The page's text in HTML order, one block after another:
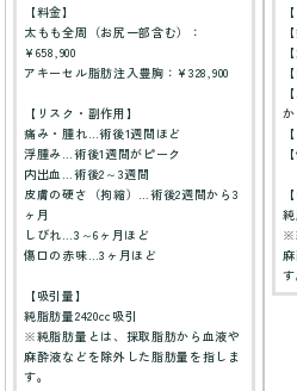
【料金】
太もも全周（お尻一部含む）：
¥658,900
アキーセル脂肪注入豊胸：¥328,900
【リスク・副作用】
痛み・腫れ…術後1週間ほど
浮腫み…術後1週間がピーク
内出血…術後2～3週間
皮膚の硬さ（拘縮）…術後2週間から3
ヶ月
しびれ…3～6ヶ月ほど
傷口の赤味…3ヶ月ほど
【吸引量】
純脂肪量2420cc吸引
※純脂肪量とは、採取脂肪から血液や
麻酔液などを除外した脂肪量を指しま
す。
※
す